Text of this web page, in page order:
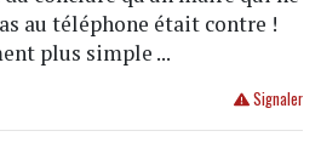
au téléphone était contre !
plus simple ...
Signaler